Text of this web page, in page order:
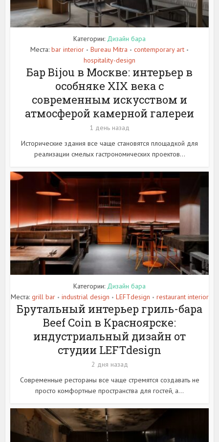
Категории: Дизайн бара
Места: bar interior • Bureau Mitra • contemporary art •
hospitality-design
Бар Bijou в Москве: интерьер в
особняке XIX века с
современным искусством и
атмосферой камерной галереи
1 день назад
Исторические здания все чаще становятся площадкой для
реализации смелых гастрономических проектов...
Категории: Дизайн бара
Места: grill bar • industrial design • LEFTdesign • restaurant interior
Брутальный интерьер гриль-бара
Beef Coin в Красноярске:
индустриальный дизайн от
студии LEFTdesign
2 дня назад
Современные рестораны все чаще стремятся создавать не
просто комфортные пространства для гостей, а...